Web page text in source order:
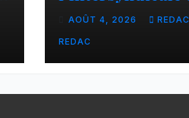
enseignants
une
financière
aux écoles de la
AOÛT 4, 2026 REDAC
REDAC